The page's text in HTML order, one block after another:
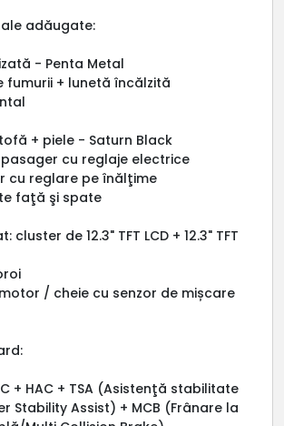
adăugate:
- Penta Metal
fumurii + lunetă încălzită
+ piele - Saturn Black
cu reglaje electrice
cu reglare pe înălţime
faţă şi spate
cluster de 12.3" TFT LCD + 12.3" TFT
/ cheie cu senzor de mișcare
+ HAC + TSA (Asistenţă stabilitate
Stability Assist) + MCB (Frânare la